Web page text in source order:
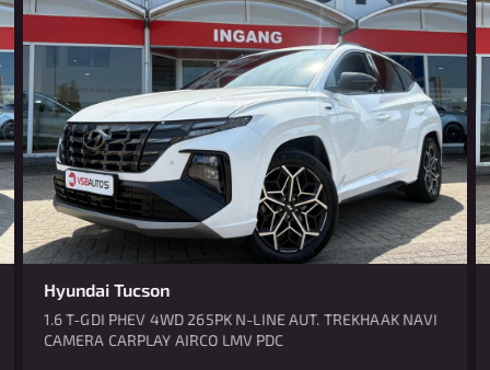
Hyundai Tucson
1.6 T-GDI PHEV 4WD 265PK N-LINE AUT. TREKHAAK NAVI
CAMERA CARPLAY AIRCO LMV PDC